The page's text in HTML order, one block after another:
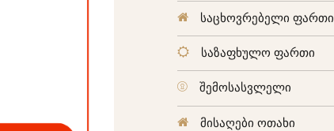
საცხოვრებელი ფართი
საზაფხულო ფართი
შემოსასვლელი
მისაღები ოთახი